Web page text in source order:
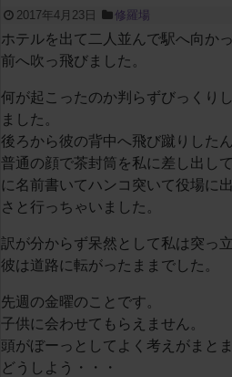
2017年4月23日 修羅場
ホテルを出て二人並んで駅へ向か
前へ吹っ飛びました。
何が起こったのか判らずびっくり
ました。
後ろから彼の背中へ飛び蹴りしたん
普通の顔で茶封筒を私に差し出し
に名前書いてハンコ突いて役場に
さと行っちゃいました。
訳が分からず呆然として私は突っ立
彼は道路に転がったままでした。
先週の金曜のことです。
子供に会わせてもらえません。
頭がぼーっとしてよく考えがまとま
どうしよう・・・